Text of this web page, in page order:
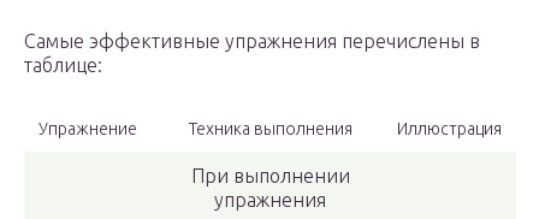
Самые эффективные упражнения перечислены в
таблице:
Упражнение Техника выполнения Иллюстрация
При выполнении
упражнения